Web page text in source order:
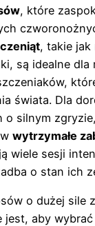
, które
, takie jak
są idealne dla
świata. Dla
o silnym
wytrzymałe
wiele sesji
o stan ich
o dużej sile
jest, aby